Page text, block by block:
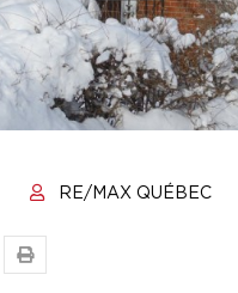
RE/MAX QUÉBEC